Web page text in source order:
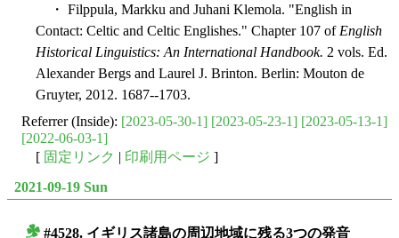
・ Filppula, Markku and Juhani Klemola. "English in
Contact: Celtic and Celtic Englishes." Chapter 107 of English
Historical Linguistics: An International Handbook. 2 vols. Ed.
Alexander Bergs and Laurel J. Brinton. Berlin: Mouton de
Gruyter, 2012. 1687--1703.
Referrer (Inside): [2023-05-30-1] [2023-05-23-1] [2023-05-13-1]
[2022-06-03-1]
[ 固定リンク | 印刷用ページ ]
2021-09-19 Sun
#4528. イギリス諸島の周辺地域に残る3つの発音